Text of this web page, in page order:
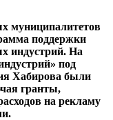
муниципалитетов
поддержки
индустрий. На
под
Хабирова были
гранты,
на рекламу